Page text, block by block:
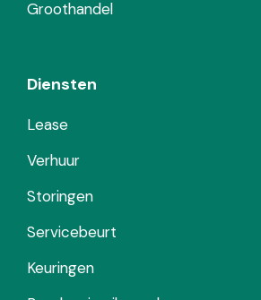
Groothandel
Diensten
Lease
Verhuur
Storingen
Servicebeurt
Keuringen